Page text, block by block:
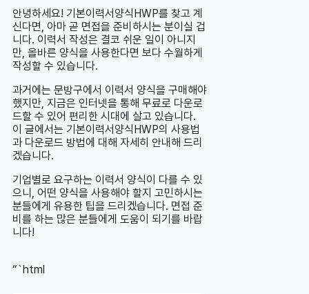
안녕하세요! 기본이력서양식HWP를 찾고 계
신다면, 아마 곧 면접을 준비하시는 분이실 겁
니다. 이력서 작성은 결코 쉬운 일이 아니지
만, 올바른 양식을 사용한다면 보다 수월하게
작성할 수 있습니다.
과거에는 문방구에서 이력서 양식을 구매해야
했지만, 지금은 인터넷을 통해 무료로 다운로
드할 수 있어 편리한 시대에 살고 있습니다.
이 글에서는 기본이력서양식HWP의 사용법
과 다운로드 방법에 대해 자세히 안내해 드리
겠습니다.
기업별로 요구하는 이력서 양식이 다를 수 있
으니, 어떤 양식을 사용해야 할지 고민하시는
분들에게 유용한 팁을 드리겠습니다. 면접 준
비를 하는 많은 분들에게 도움이 되기를 바랍
니다!
“`html